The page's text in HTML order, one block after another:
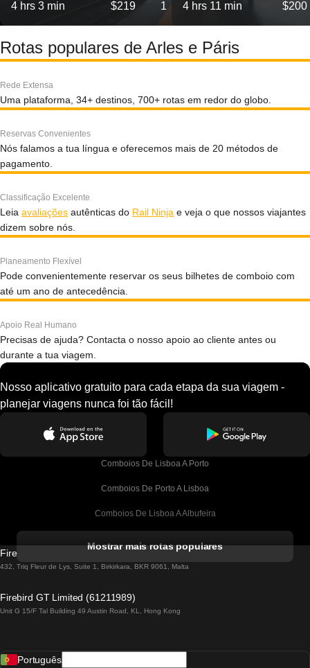
4 hrs 3 min $219 1 4 hrs 11 min $200
Rotas populares de Arles e Páris
Rede Extensa
Uma plataforma, 34+ destinos, 700+ rotas em redor do globo.
Reservas Convenientes
Nós falamos a tua língua e oferecemos mais de 20 métodos de
pagamento.
Classificação Excelente
Leia avaliações autênticas do Rail Ninja e veja o que nossos viajantes
dizem sobre nós.
Planeamento Flexível
Pode convenientemente reservar os seus bilhetes de comboio com
até um ano de antecedência.
Apoio Real Humano
Precisas de ajuda? Contacta o nosso apoio ao cliente antes ou
durante a tua viagem.
Nosso aplicativo gratuito para cada etapa da sua viagem -
planejar viagens nunca foi tão fácil!
Comboios De Lisboa A Porto
Comboios De Porto A Lisboa
Comboios De Lisboa A Albufeira
Comboios De Lisboa A Lagos
Comboios De Lisboa A Madrid
Mostrar mais rotas populares
Firebird GT Limited (OC 1451)
432, Triq Fleur de Lys, Suite 1, Birkirkara, BKR 9061, Malta
Firebird GT Limited (61211989)
Unit G 15/F Tal Building 49 Austin Road, KL, Hong Kong
Português